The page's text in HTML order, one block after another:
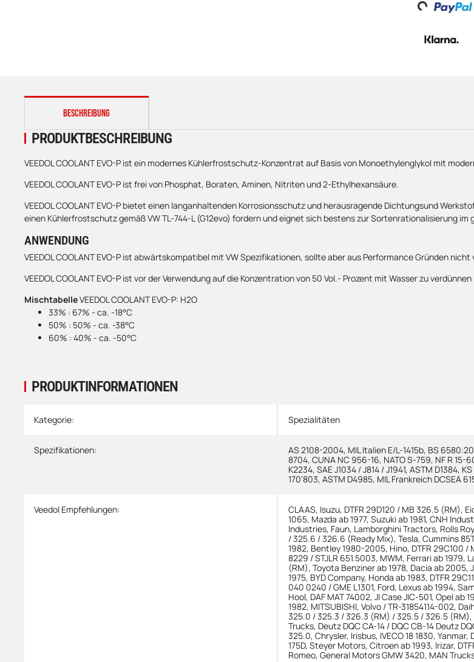
Loading...
BESCHREIBUNG
PRODUKTINFORMATIONEN
Produkteigenschaft
Wert
Kategorie: Spezialitäten
Spezifikationen: AS 2108-2004, MIL Italien E/L-1415b, BS
8704, CUNA NC 956-16, NATO S-759, NF R 15-
K2234, SAE J1034 / J814 / J1941, ASTM D1384,
170'803, ASTM D4985, MIL Frankreich DCSEA
Veedol Empfehlungen: CLAAS, Isuzu, DTFR 29D120 / MB 326.5 (RM),
1065, Mazda ab 1977, Suzuki ab 1981, CNH
Industries, Faun, Lamborghini Tractors, Rolls
/ 325.6 / 326.6 (Ready Mix), Tesla, Cummins
1982, Bentley 1980-2005, Hino, DTFR 29C100 /
8229 / STJLR 651.5003, MWM, Ferrari ab 1979,
(RM), Toyota Benziner ab 1978, Dacia ab 2005,
1975, BYD Company, Honda ab 1983, DTFR
040 0240 / GME L1301, Ford, Lexus ab 1994,
Hool, DAF MAT 74002, JI Case JIC-501, Opel ab
1982, MITSUBISHI, Volvo / TR-31854114-002,
325.0 / 325.3 / 326.3 (RM) / 325.5 / 326.5 (RM),
Trucks, Deutz DQC CA-14 / DQC CB-14 Deutz
325.0, Chrysler, Irisbus, IVECO 18 1830, Yanmar,
175D, Steyer Motors, Citroen ab 1993, Irizar,
Romeo, General Motors GMW 3420, MAN
PRODUKTBESCHREIBUNG
VEEDOL COOLANT EVO-P ist ein modernes Kühlerfrostschutz-Konzentrat auf Basis von Monoethylenglykol mit
VEEDOL COOLANT EVO-P ist frei von Phosphat, Boraten, Aminen, Nitriten und 2-Ethylhexansäure.
VEEDOL COOLANT EVO-P bietet einen langanhaltenden Korrosionsschutz und herausragende Dichtungsund
einen Kühlerfrostschutz gemäß VW TL-744-L (G12evo) fordern und eignet sich bestens zur Sortenrationalisierung im
ANWENDUNG
VEEDOL COOLANT EVO-P ist abwärtskompatibel mit VW Spezifikationen, sollte aber aus Performance Gründen
VEEDOL COOLANT EVO-P ist vor der Verwendung auf die Konzentration von 50 Vol.- Prozent mit Wasser zu
MischtabelleVEEDOL COOLANT EVO-P: H2O
33% : 67% - ca. -18°C
50% : 50% - ca. -38°C
60% : 40% - ca. -50°C